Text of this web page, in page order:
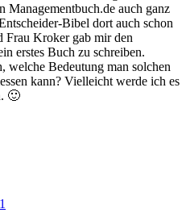
Managementbuch.de auch ganz
Bibel dort auch schon
Frau Kroker gab mir den
erstes Buch zu schreiben.
welche Bedeutung man solchen
kann? Vielleicht werde ich es
🙂